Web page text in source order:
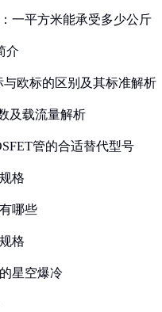
一平方米能承受多少公斤
介
与欧标的区别及其标准解析
及载流量解析
管的合适替代型号
格
哪些
格
星空爆冷